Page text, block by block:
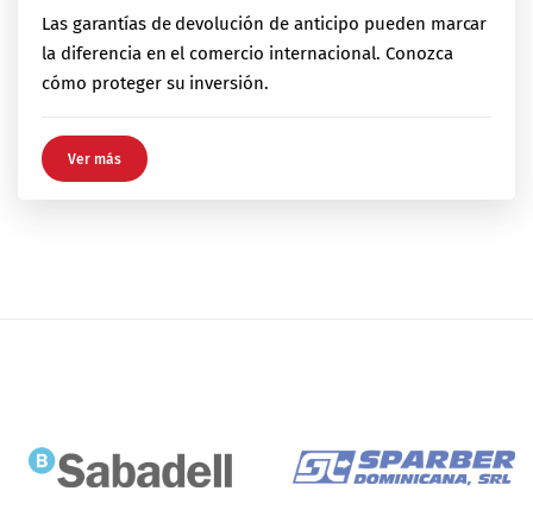
Las garantías de devolución de anticipo pueden marcar
la diferencia en el comercio internacional. Conozca
cómo proteger su inversión.
Ver más